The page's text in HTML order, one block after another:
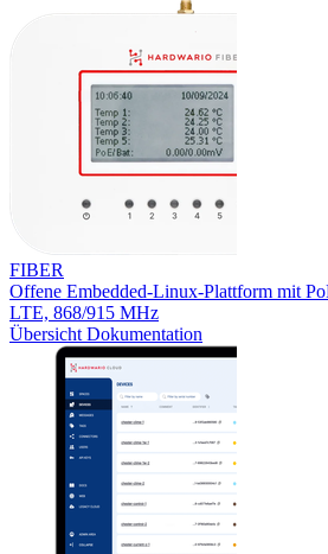
FIBER
Offene Embedded-Linux-Plattform mit
LTE, 868/915 MHz
Übersicht Dokumentation